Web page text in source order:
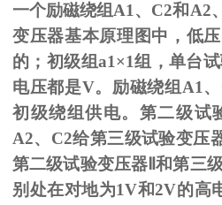
一个励磁绕组 A1 、 C2和 A2、
变压器基本原理图中，低
的；初级组a1×1组，单台
电压都是V。励磁绕组 A1 、
初级绕组供电。第二级试
A2、C2给第三级试验变压
第二级试验变压器Ⅱ和第三
别处在对地为1V和2V的高